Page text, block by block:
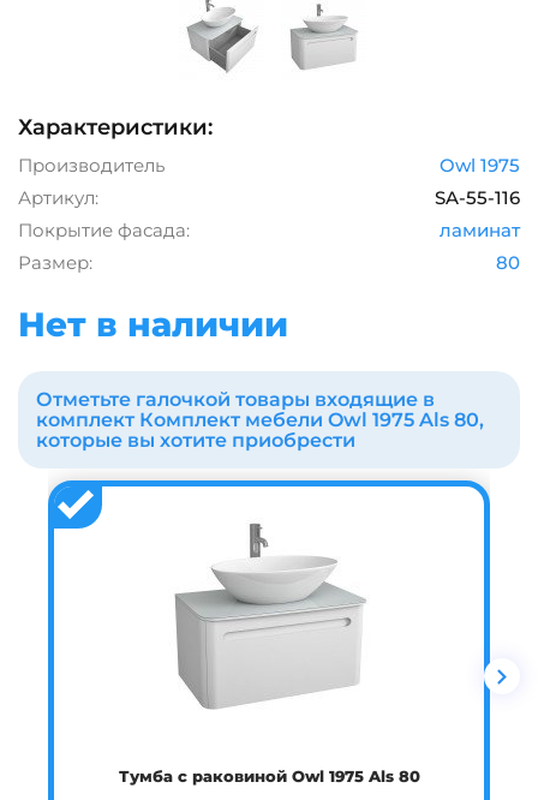
Характеристики:
Производитель
Owl 1975
Артикул:
SA-55-116
Покрытие фасада:
ламинат
Размер:
80
Нет в наличии
Отметьте галочкой товары входящие в
комплект Комплект мебели Owl 1975 Als 80,
которые вы хотите приобрести
Тумба с раковиной Owl 1975 Als 80